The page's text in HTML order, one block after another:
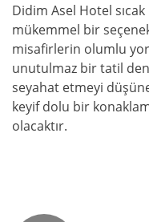
Didim Asel Hotel
mükemmel bir
misafirlerin olumlu
unutulmaz bir tatil
seyahat etmeyi
keyif dolu bir
olacaktır.